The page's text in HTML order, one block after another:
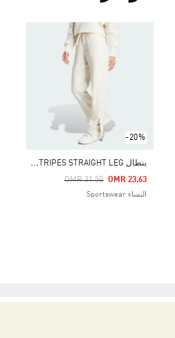
-20%
ب
نطال ALL SZN FRENCH TERRY 3-STRIPES STRAIGHT LEG
Price Reduced From
OMR 31.50
To OMR 23.63
النساء Sportswear